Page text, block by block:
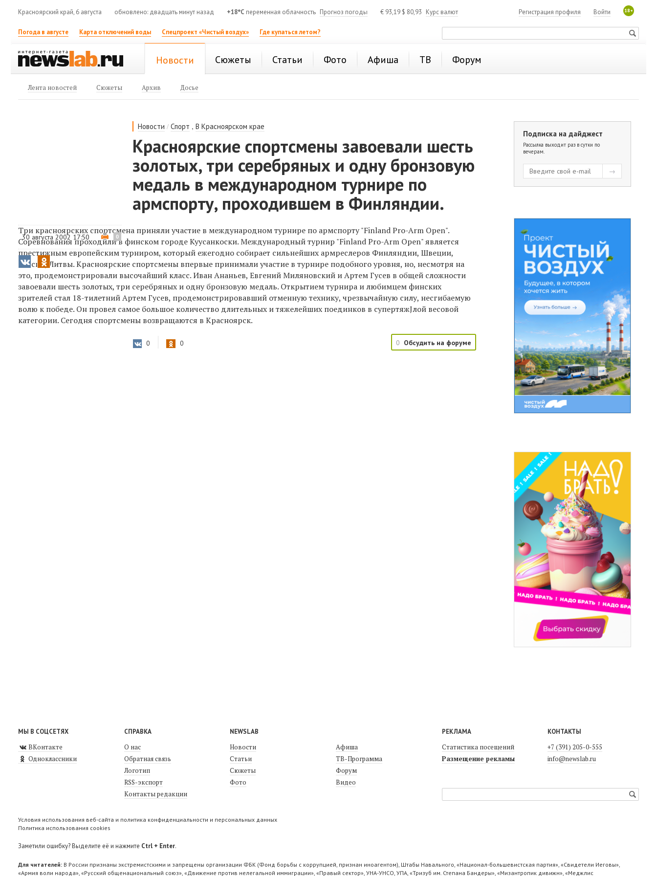
Красноярский край, 6 августа обновлено: двадцать минут назад +18°C переменная облачность Прогноз погоды € 93,19 $ 80,93 Курс валют 18+
Войти
Регистрация профиля
Погода в августе Карта отключений воды Спецпроект «Чистый воздух» Где купаться летом?
Новости Сюжеты Статьи Фото Афиша ТВ Форум
Лента новостей Сюжеты Архив Досье
Новости /Спорт ,В Красноярском крае
Красноярские спортсмены завоевали шесть
золотых, три серебряных и одну бронзовую
медаль в международном турнире по
армспорту, проходившем в Финляндии.
30 августа 2002 17:50 0
Три красноярских спортсмена приняли участие в международном турнире по армспорту "Finland Pro-Arm Open".
Соревнования проходили в финском городе Куусанкоски. Международный турнир "Finland Pro-Arm Open" является
престижным европейским турниром, который ежегодно собирает сильнейших армреслеров Финляндии, Швеции,
России, Литвы. Красноярские спортсмены впервые принимали участие в турнире подобного уровня, но, несмотря на
это, продемонстрировали высочайший класс. Иван Ананьев, Евгений Миляновский и Артем Гусев в общей сложности
завоевали шесть золотых, три серебряных и одну бронзовую медаль. Открытием турнира и любимцем финских
зрителей стал 18-тилетний Артем Гусев, продемонстрировавший отменную технику, чрезвычайную силу, несгибаемую
волю к победе. Он провел самое большое количество длительных и тяжелейших поединков в супертяжЈлой весовой
категории. Сегодня спортсмены возвращаются в Красноярск.
0 0 0 Обсудить на форуме
Подписка на дайджест
Рассылка выходит раз в сутки по
вечерам.
МЫ В СОЦСЕТЯХ
ВКонтакте
Одноклассники
СПРАВКА
О нас
Обратная связь
Логотип
RSS-экспорт
Контакты редакции
NEWSLAB
Новости
Статьи
Сюжеты
Фото
Афиша
ТВ-Программа
Форум
Видео
РЕКЛАМА
Статистика посещений
Размещение рекламы
КОНТАКТЫ
+7 (391) 205-0-555
info@newslab.ru
Условия использования веб-сайта и политика конфиденциальности и персональных данных
Политика использования cookies
Заметили ошибку? Выделите её и нажмите Ctrl + Enter.
Для читателей: В России признаны экстремистскими и запрещены организации ФБК (Фонд борьбы с коррупцией, признан иноагентом), Штабы Навального, «Национал-большевистская партия», «Свидетели Иеговы»,
«Армия воли народа», «Русский общенациональный союз», «Движение против нелегальной иммиграции», «Правый сектор», УНА-УНСО, УПА, «Тризуб им. Степана Бандеры», «Мизантропик дивижн», «Меджлис